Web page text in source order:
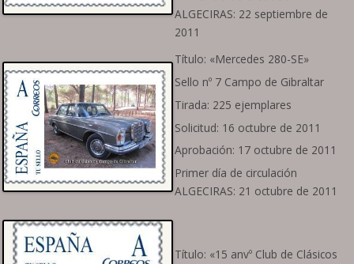
ALGECIRAS: 22 septiembre de
2011
Título: «Mercedes 280-SE»
Sello nº 7 Campo de Gibraltar
Tirada: 225 ejemplares
Solicitud: 16 octubre de 2011
Aprobación: 17 octubre de 2011
Primer día de circulación
ALGECIRAS: 21 octubre de 2011
Título: «15 anvº Club de Clásicos